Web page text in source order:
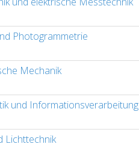
Photogrammetrie
Mechanik
und Informationsverarbeitung
Lichttechnik